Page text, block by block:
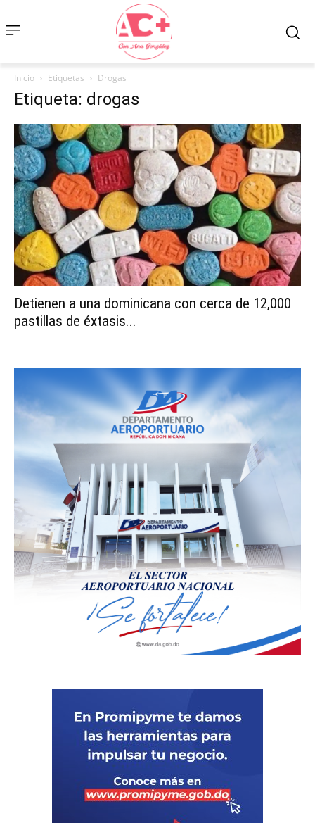
Inicio Etiquetas Drogas
Etiqueta: drogas
Detienen a una dominicana con cerca de 12,000
pastillas de éxtasis...